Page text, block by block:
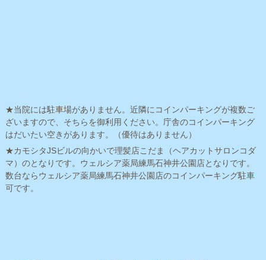
★当院には駐車場がありません。近隣にコインパーキングが複数ご
ざいますので、そちらを御利用ください。庁舎のコインパーキング
はだいたい空きがあります。（優待はありません）
★カモシタJSビルの向かいで理髪店こだま（ヘアカットサロンコダ
マ）のとなりです。ウェルシア薬局練馬石神井公園店となりです。
数台ならウェルシア薬局練馬石神井公園店のコインパーキング駐車
可です。